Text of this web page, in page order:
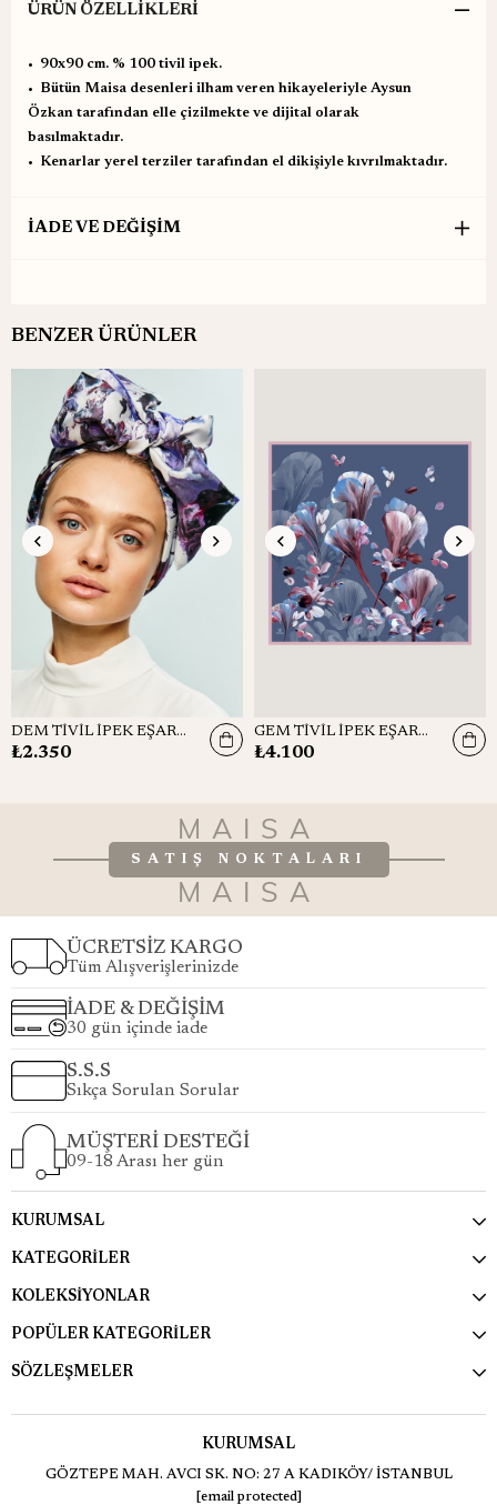
ÜRÜN ÖZELLIKLERI
•⁠ ⁠90x90 cm. % 100 tivil ipek.
•⁠ ⁠Bütün Maisa desenleri ilham veren hikayeleriyle Aysun
Özkan tarafından elle çizilmekte ve dijital olarak
basılmaktadır.
•⁠ ⁠Kenarlar yerel terziler tarafından el dikişiyle kıvrılmaktadır.
İADE VE DEĞİŞİM
BENZER ÜRÜNLER
DEM TİVİL İPEK EŞARP 90x90
₺2.350
GEM TİVİL İPEK EŞARP 90*90 CM - GRİ MAVİ
₺4.100
MAISA
SATIŞ NOKTALARI
MAISA
ÜCRETSİZ KARGO
Tüm Alışverişlerinizde
İADE & DEĞİŞİM
30 gün içinde iade
S.S.S
Sıkça Sorulan Sorular
MÜŞTERİ DESTEĞİ
09-18 Arası her gün
KURUMSAL
KATEGORİLER
KOLEKSİYONLAR
POPÜLER KATEGORİLER
SÖZLEŞMELER
KURUMSAL
GÖZTEPE MAH. AVCI SK. NO: 27 A KADIKÖY/ İSTANBUL
[email protected]